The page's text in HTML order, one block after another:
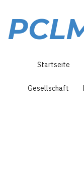
Inhalt
Startseite
Gesellschaft